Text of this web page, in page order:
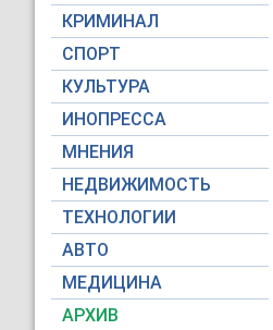
КРИМИНАЛ
СПОРТ
КУЛЬТУРА
ИНОПРЕССА
МНЕНИЯ
НЕДВИЖИМОСТЬ
ТЕХНОЛОГИИ
АВТО
МЕДИЦИНА
АРХИВ